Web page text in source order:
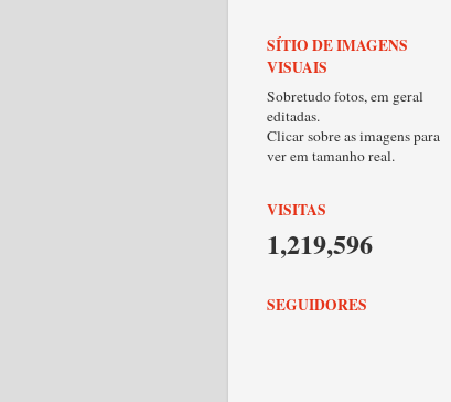
SÍTIO DE IMAGENS
VISUAIS
Sobretudo fotos, em geral
editadas.
Clicar sobre as imagens para
ver em tamanho real.
VISITAS
1,219,596
SEGUIDORES